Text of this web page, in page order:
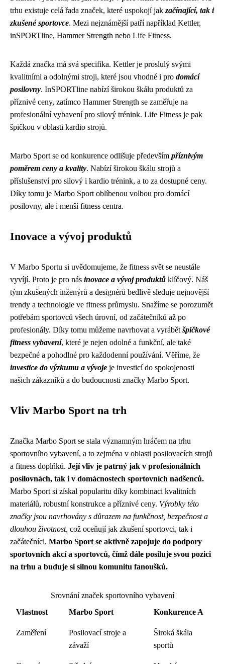
trhu existuje celá řada značek, které uspokojí jak začínající, tak i
zkušené sportovce. Mezi nejznámější patří například Kettler,
inSPORTline, Hammer Strength nebo Life Fitness.
Každá značka má svá specifika. Kettler je proslulý svými
kvalitními a odolnými stroji, které jsou vhodné i pro domácí
posilovny. InSPORTline nabízí širokou škálu produktů za
příznivé ceny, zatímco Hammer Strength se zaměřuje na
profesionální vybavení pro silový trénink. Life Fitness je pak
špičkou v oblasti kardio strojů.
Marbo Sport se od konkurence odlišuje především příznivým
poměrem ceny a kvality. Nabízí širokou škálu strojů a
příslušenství pro silový i kardio trénink, a to za dostupné ceny.
Díky tomu je Marbo Sport oblíbenou volbou pro domácí
posilovny, ale i menší fitness centra.
Inovace a vývoj produktů
V Marbo Sportu si uvědomujeme, že fitness svět se neustále
vyvíjí. Proto je pro nás inovace a vývoj produktů klíčový. Náš
tým zkušených inženýrů a designérů bedlivě sleduje nejnovější
trendy a technologie ve fitness průmyslu. Snažíme se porozumět
potřebám sportovců všech úrovní, od začátečníků až po
profesionály. Díky tomu můžeme navrhovat a vyrábět špičkové
fitness vybavení, které je nejen odolné a funkční, ale také
bezpečné a pohodlné pro každodenní používání. Věříme, že
investice do výzkumu a vývoje je investicí do spokojenosti
našich zákazníků a do budoucnosti značky Marbo Sport.
Vliv Marbo Sport na trh
Značka Marbo Sport se stala významným hráčem na trhu
sportovního vybavení, a to zejména v oblasti posilovacích strojů
a fitness doplňků. Její vliv je patrný jak v profesionálních
posilovnách, tak i v domácnostech sportovních nadšenců.
Marbo Sport si získal popularitu díky kombinaci kvalitních
materiálů, robustní konstrukce a příznivé ceny. Výrobky této
značky jsou navrhovány s důrazem na funkčnost, bezpečnost a
dlouhou životnost, což oceňují jak zkušení sportovci, tak i
začátečníci. Marbo Sport se aktivně zapojuje do podpory
sportovních akcí a sportovců, čímž dále posiluje svou pozici
na trhu a buduje si silnou komunitu fanoušků.
Srovnání značek sportovního vybavení
Vlastnost
Marbo Sport Konkurence A
Zaměření
Posilovací stroje a
závaží
Široká škála
sportů